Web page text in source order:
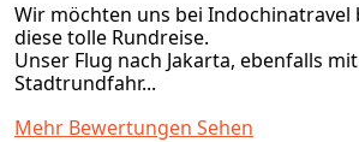
Wir möchten uns bei Indochinatravel
diese tolle Rundreise.
Unser Flug nach Jakarta, ebenfalls
Stadtrundfahr...
Mehr Bewertungen Sehen